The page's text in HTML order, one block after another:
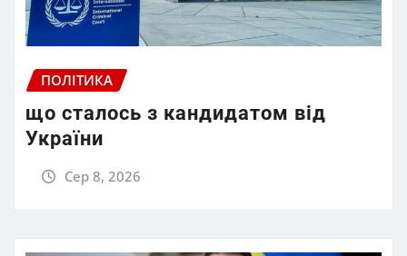
ПОЛІТИКА
що сталось з кандидатом від
України
Сер 8, 2026